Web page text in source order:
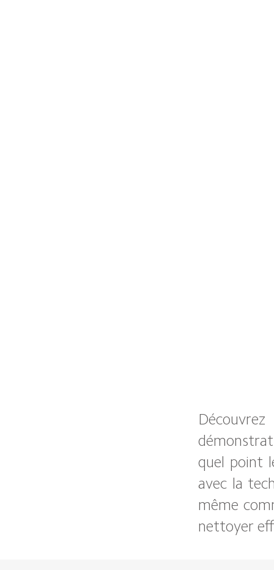
quel point
avec la
même
nettoyer